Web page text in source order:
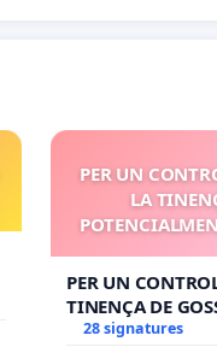
PER UN
LA
PER UN
TINENÇA DE
PERILLOSOS (PPP)
28 signatures